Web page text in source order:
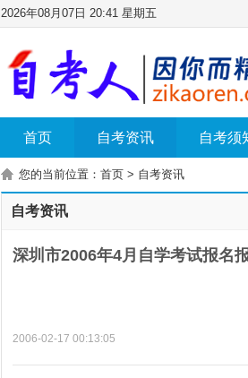
2026年08月07日 20:41 星期五
首页 自考资讯 自考须
您的当前位置： 首页 > 自考资讯
自考资讯
深圳市2006年4月自学考试报名
2006-02-17 00:13:05